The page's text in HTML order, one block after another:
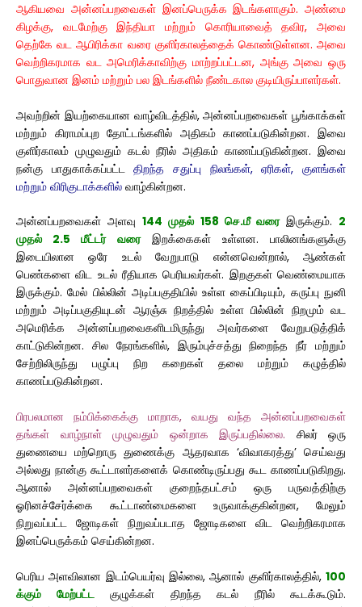
ஆகியவை அன்னப்பறவைகள் இனப்பெருக்க இடங்களாகும். அண்மை
கிழக்கு, வடமேற்கு இந்தியா மற்றும் கொரியாவைத் தவிர, அவை
தெற்கே வட ஆபிரிக்கா வரை குளிர்காலத்தைக் கொண்டுள்ளன. அவை
வெற்றிகரமாக வட அமெரிக்காவிற்கு மாற்றப்பட்டன, அங்கு அவை ஒரு
பொதுவான இனம் மற்றும் பல இடங்களில் நீண்டகால குடியிருப்பாளர்கள்.
அவற்றின் இயற்கையான வாழ்விடத்தில், அன்னப்பறவைகள் பூங்காக்கள்
மற்றும் கிராமப்புற தோட்டங்களில் அதிகம் காணப்படுகின்றன. இவை
குளிர்காலம் முழுவதும் கடல் நீரில் அதிகம் காணப்படுகின்றன. இவை
நன்கு பாதுகாக்கப்பட்ட திறந்த சதுப்பு நிலங்கள், ஏரிகள், குளங்கள்
மற்றும் விரிகுடாக்களில் வாழ்கின்றன.
அன்னப்பறவைகள் அளவு 144 முதல் 158 செ.மீ வரை இருக்கும். 2
முதல் 2.5 மீட்டர் வரை
இறக்கைகள் உள்ளன. பாலினங்களுக்கு
இடையிலான ஒரே உடல் வேறுபாடு என்னவென்றால், ஆண்கள்
பெண்களை விட உடல் ரீதியாக பெரியவர்கள். இறகுகள் வெண்மையாக
இருக்கும். மேல் பில்லின் அடிப்பகுதியில் உள்ள கைப்பிடியும், கருப்பு நுனி
மற்றும் அடிப்பகுதியுடன் ஆரஞ்சு நிறத்தில் உள்ள பில்லின் நிறமும் வட
அமெரிக்க அன்னப்பறவைகளிடமிருந்து அவர்களை வேறுபடுத்திக்
காட்டுகின்றன. சில நேரங்களில், இரும்புச்சத்து நிறைந்த நீர் மற்றும்
சேற்றிலிருந்து பழுப்பு நிற கறைகள் தலை மற்றும் கழுத்தில்
காணப்படுகின்றன.
பிரபலமான நம்பிக்கைக்கு மாறாக, வயது வந்த அன்னப்பறவைகள்
தங்கள் வாழ்நாள் முழுவதும் ஒன்றாக இருப்பதில்லை.
சிலர் ஒரு
துணையை மற்றொரு துணைக்கு ஆதரவாக ‘விவாகரத்து’ செய்வது
அல்லது நான்கு கூட்டாளர்களைக் கொண்டிருப்பது கூட காணப்படுகிறது.
ஆனால் அன்னப்பறவைகள் குறைந்தபட்சம் ஒரு பருவத்திற்கு
ஓரினச்சேர்க்கை கூட்டாண்மைகளை உருவாக்குகின்றன, மேலும்
நிறுவப்பட்ட ஜோடிகள் நிறுவப்படாத ஜோடிகளை விட வெற்றிகரமாக
இனப்பெருக்கம் செய்கின்றன.
பெரிய அளவிலான இடம்பெயர்வு இல்லை, ஆனால் குளிர்காலத்தில், 100
க்கும் மேற்பட்ட
குழுக்கள் திறந்த கடல் நீரில் கூடக்கூடும்.